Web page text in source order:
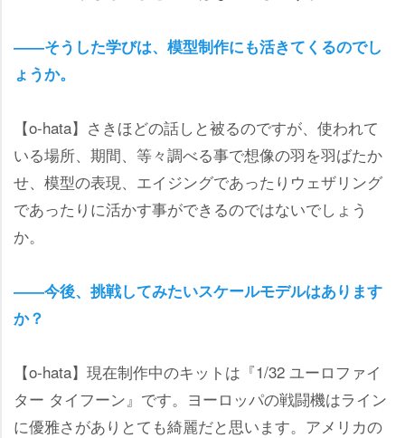
――そうした学びは、模型制作にも活きてくるのでし
ょうか。
【o-hata】さきほどの話しと被るのですが、使われて
いる場所、期間、等々調べる事で想像の羽を羽ばたか
せ、模型の表現、エイジングであったりウェザリング
であったりに活かす事ができるのではないでしょう
か。
――今後、挑戦してみたいスケールモデルはあります
か？
【o-hata】現在制作中のキットは『1/32 ユーロファイ
ター タイフーン』です。ヨーロッパの戦闘機はライン
に優雅さがありとても綺麗だと思います。アメリカの